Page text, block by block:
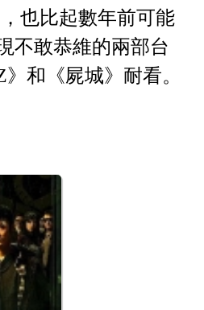
，也比起數年前可能
不敢恭維的兩部台
和《屍城》耐看。